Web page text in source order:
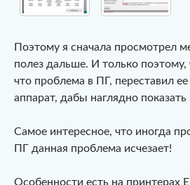
Поэтому я сначала просмотрел
полез дальше. И только поэтому,
что проблема в ПГ, переставил
аппарат, дабы наглядно показать
Самое интересное, что иногда
ПГ данная проблема исчезает!
Особенности есть на принтерах